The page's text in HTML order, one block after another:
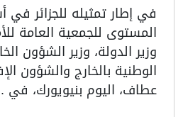
في إطار تمثيله للجزائر
المستوى للجمعية العامة
وزير الدولة، وزير الشؤون
الوطنية بالخارج والشؤون
عطاف، اليوم بنيويورك، في